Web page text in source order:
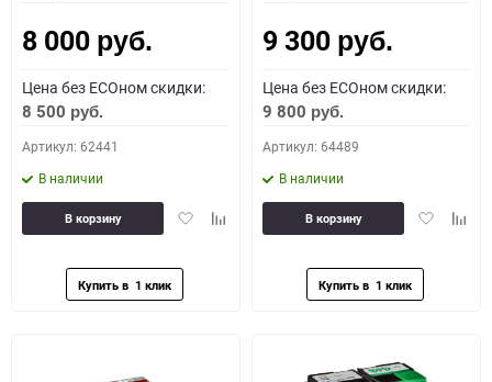
8 000 руб.
Цена без ECOном скидки:
8 500 руб.
Артикул: 62441
В наличии
ДобавитьДобавить
В корзину
9 300 руб.
Цена без ECOном скидки:
9 800 руб.
Артикул: 64489
В наличии
Добавить
В корзину